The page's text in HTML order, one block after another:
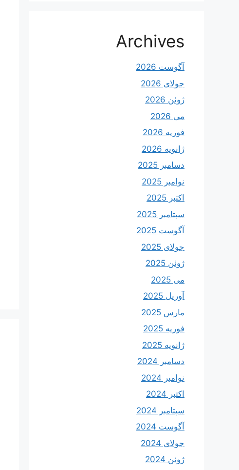
Archives
آگوست 2026
جولای 2026
ژوئن 2026
می 2026
فوریه 2026
ژانویه 2026
دسامبر 2025
نوامبر 2025
اکتبر 2025
سپتامبر 2025
آگوست 2025
جولای 2025
ژوئن 2025
می 2025
آوریل 2025
مارس 2025
فوریه 2025
ژانویه 2025
دسامبر 2024
نوامبر 2024
اکتبر 2024
سپتامبر 2024
آگوست 2024
جولای 2024
ژوئن 2024